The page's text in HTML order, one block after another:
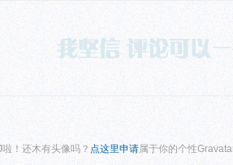
！还木有头像吗？ 点这里申请属于你的个性